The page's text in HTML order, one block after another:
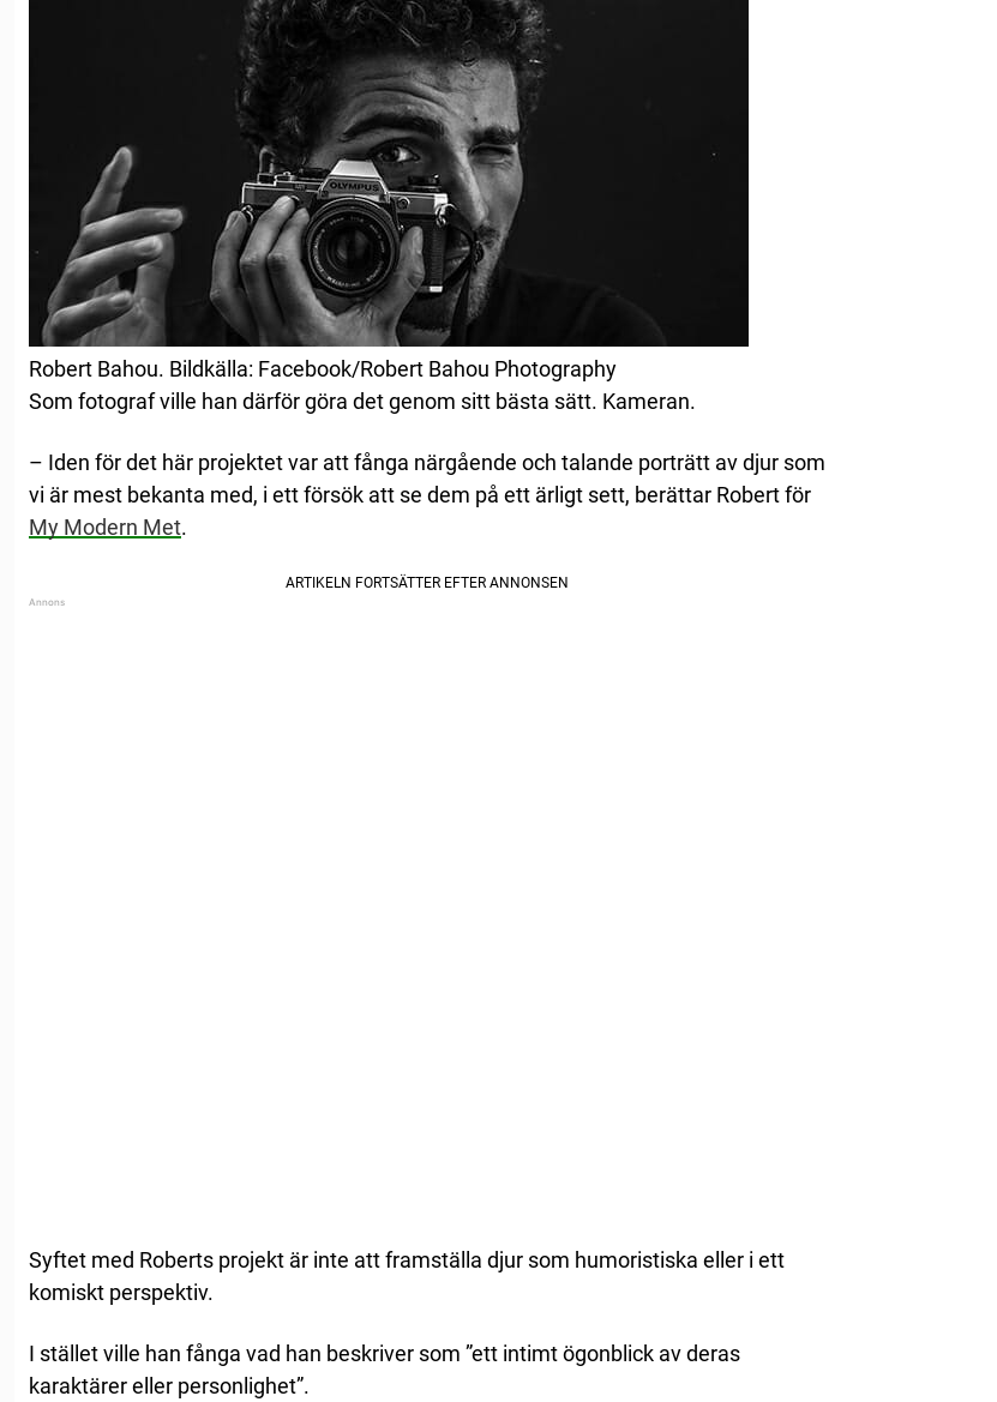
Robert Bahou. Bildkälla: Facebook/Robert Bahou Photography
Som fotograf ville han därför göra det genom sitt bästa sätt. Kameran.
– Iden för det här projektet var att fånga närgående och talande porträtt av djur som
vi är mest bekanta med, i ett försök att se dem på ett ärligt sett, berättar Robert för
My Modern Met.
Syftet med Roberts projekt är inte att framställa djur som humoristiska eller i ett
komiskt perspektiv.
I stället ville han fånga vad han beskriver som ”ett intimt ögonblick av deras
karaktärer eller personlighet”.